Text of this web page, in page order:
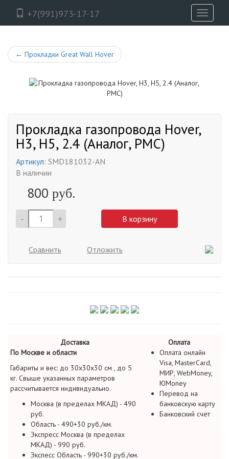
+7(991)973-17-17
Toggle
← Прокладки Great Wall Hover
Прокладка газопровода Hover,
H3, H5, 2.4 (Аналог, PMC)
Артикул: SMD181032-AN
В наличии
800 руб.
- + В корзину
Сравнить Отложить
Доставка
Оплата
По Москве и области
Габариты и вес: до 30х30х30 см , до 5
кг. Свыше указанных параметров
рассчитывается индивидуально.
Москва (в пределах МКАД) - 490
руб.
Область - 490+30 руб./км.
Экспресс Москва (в пределах
МКАД) - 990 руб.
Экспесс Область - 990+30 руб./км.
Оплата онлайн
Visa, MasterCard,
МИР, WebMoney,
ЮMoney
Перевод на
банковскую карту
Банковский счет